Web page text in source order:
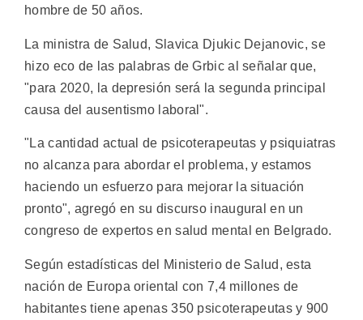
hombre de 50 años.
La ministra de Salud, Slavica Djukic Dejanovic, se
hizo eco de las palabras de Grbic al señalar que,
"para 2020, la depresión será la segunda principal
causa del ausentismo laboral".
"La cantidad actual de psicoterapeutas y psiquiatras
no alcanza para abordar el problema, y estamos
haciendo un esfuerzo para mejorar la situación
pronto", agregó en su discurso inaugural en un
congreso de expertos en salud mental en Belgrado.
Según estadísticas del Ministerio de Salud, esta
nación de Europa oriental con 7,4 millones de
habitantes tiene apenas 350 psicoterapeutas y 900